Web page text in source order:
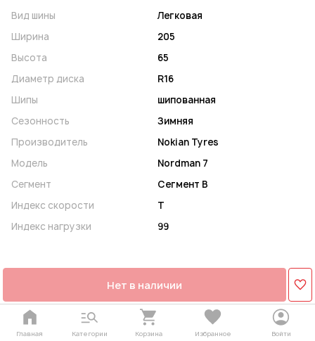
Вид шины
Легковая
Ширина
205
Высота
65
Диаметр диска
R16
Шипы
шипованная
Сезонность
Зимняя
Производитель
Nokian Tyres
Модель
Nordman 7
Сегмент
Сегмент B
Индекс скорости
T
Индекс нагрузки
99
Нет в наличии
Главная Категории Корзина Избранное Войти